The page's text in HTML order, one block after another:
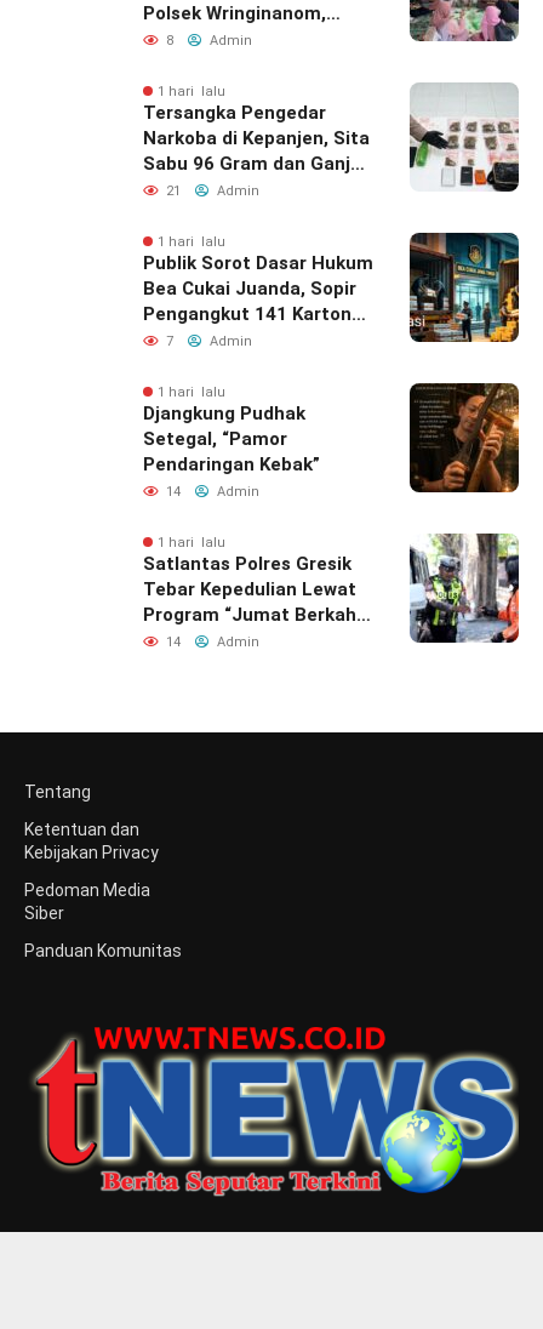
Polsek Wringinanom,
Pererat Silaturahmi dan
8 Admin
1 hari lalu
Tersangka Pengedar
Narkoba di Kepanjen, Sita
Sabu 96 Gram dan Ganja
131 Gram Diamankan
21 Admin
1 hari lalu
Publik Sorot Dasar Hukum
Bea Cukai Juanda, Sopir
Pengangkut 141 Karton
Rokok Ilegal Dilepas
7 Admin
1 hari lalu
Djangkung Pudhak
Setegal, “Pamor
Pendaringan Kebak”
14 Admin
1 hari lalu
Satlantas Polres Gresik
Tebar Kepedulian Lewat
Program “Jumat Berkah
Berbagi”
14 Admin
Tentang
Ketentuan dan
Kebijakan Privacy
Pedoman Media
Siber
Panduan Komunitas